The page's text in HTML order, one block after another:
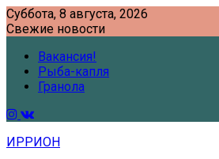
Skip
to
Суббота, 8 августа, 2026
Свежие новости
Вакансия!
Рыба-капля
Гранола
ИРРИОН